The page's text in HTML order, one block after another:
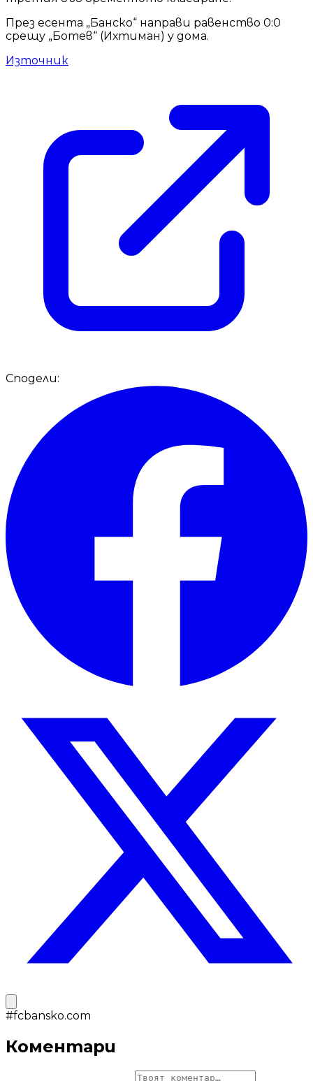
През есента „Банско“ направи равенство 0:0
срещу „Ботев“ (Ихтиман) у дома.
Източник
Сподели:
#fcbansko.com
Коментари